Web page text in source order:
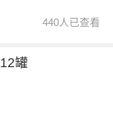
440人已查看
罐